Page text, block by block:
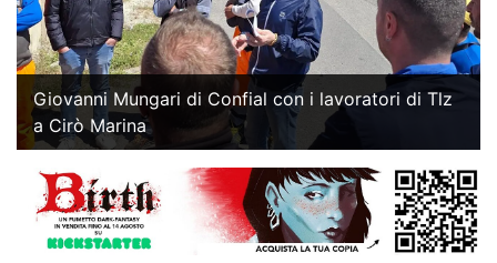
Giovanni Mungari di Confial con i lavoratori di Tlz
a Cirò Marina